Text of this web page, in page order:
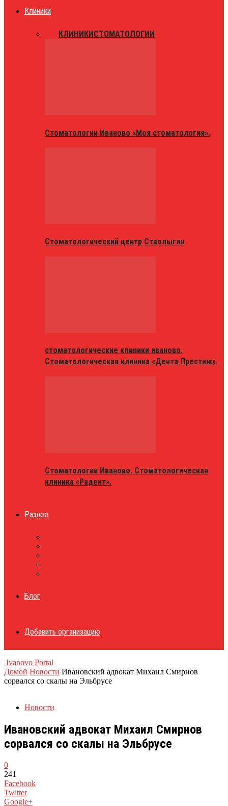
Клиники
КЛИНИКИСТОМАТОЛОГИИ
Стоматологии Иваново «Моя стоматология».
Стоматологический центр Стволыгин
стоматологические клиники иваново.
Стоматологическая клиника «Дента Престиж».
Стоматологии Иваново. Стоматологическая
клиника «Радент».
Разное
Блог
Добавить организацию
Ivanovo Portal
Домой Новости Ивановский адвокат Михаил Смирнов
сорвался со скалы на Эльбрусе
Новости
Ивановский адвокат Михаил Смирнов
сорвался со скалы на Эльбрусе
0
241
Facebook
Twitter
Google+